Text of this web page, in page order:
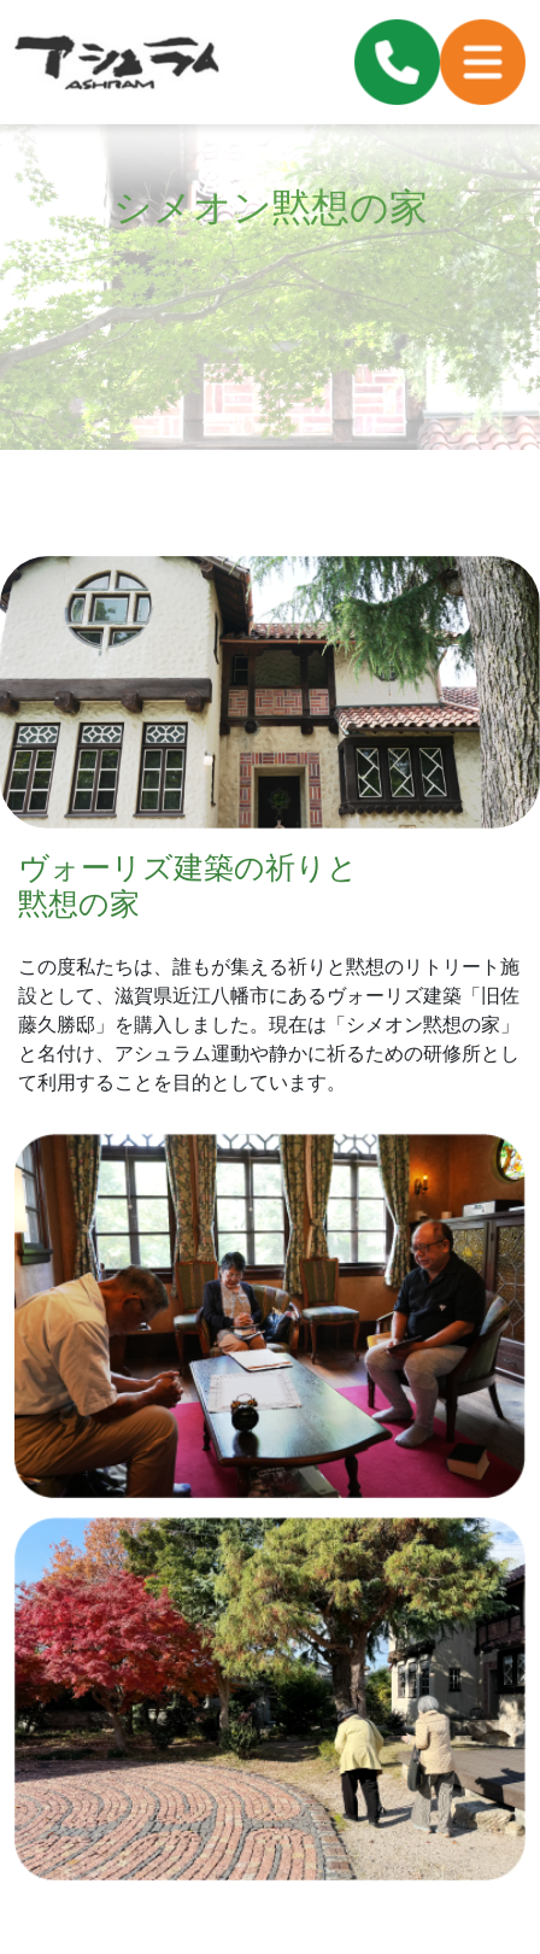
シメオン黙想の家
ヴォーリズ建築の祈りと
黙想の家
この度私たちは、誰もが集える祈りと黙想のリトリート施
設として、滋賀県近江八幡市にあるヴォーリズ建築「旧佐
藤久勝邸」を購入しました。現在は「シメオン黙想の家」
と名付け、アシュラム運動や静かに祈るための研修所とし
て利用することを目的としています。